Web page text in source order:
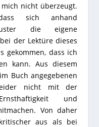
nicht überzeugt.
sich anhand
die eigene
der Lektüre dieses
gekommen, dass ich
kann. Aus diesem
Buch angegebenen
nicht mit der
und
Von daher
aus als bei